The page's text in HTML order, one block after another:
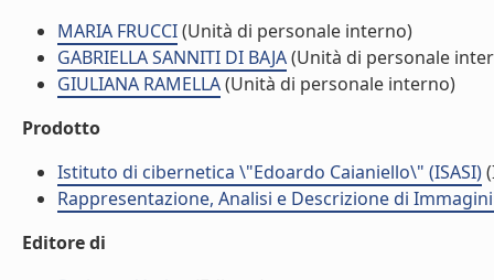
MARIA FRUCCI(Unità di personale interno)
GABRIELLA SANNITI DI BAJA(Unità di personale
GIULIANA RAMELLA(Unità di personale interno)
Prodotto
Istituto di cibernetica \"Edoardo Caianiello\" (ISASI)
Rappresentazione, Analisi e Descrizione di Immagini
Editore di